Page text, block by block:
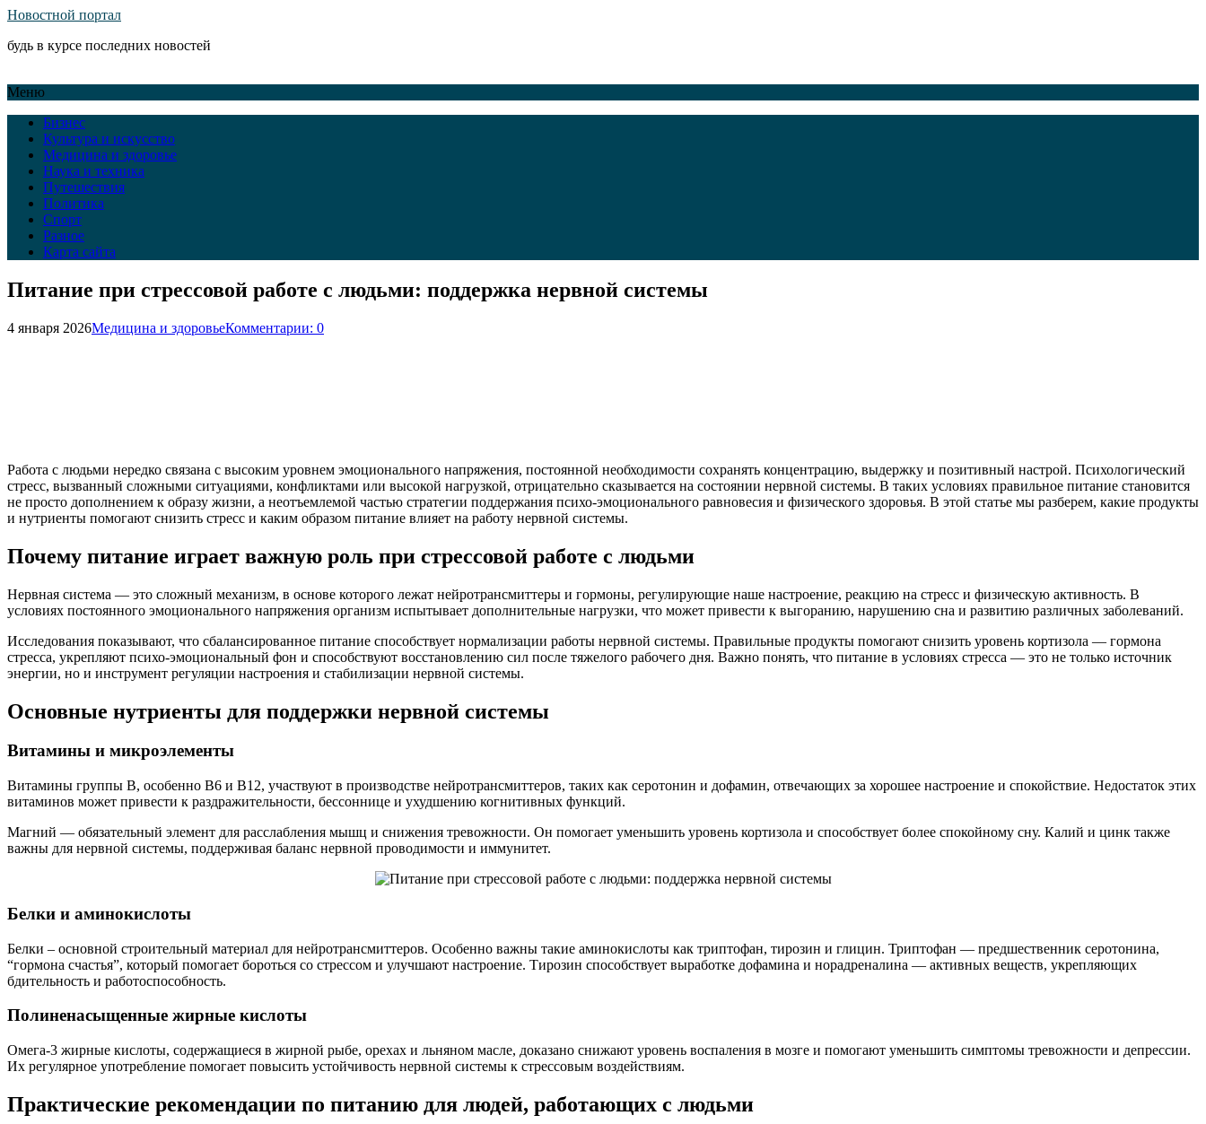
Новостной портал
будь в курсе последних новостей
Меню
Бизнес
Культура и искусство
Медицина и здоровье
Наука и техника
Путешествия
Политика
Спорт
Разное
Карта сайта
Питание при стрессовой работе с людьми: поддержка нервной системы
4 января 2026Медицина и здоровьеКомментарии: 0
Работа с людьми нередко связана с высоким уровнем эмоционального напряжения, постоянной необходимости сохранять концентрацию, выдержку и позитивный настрой. Психологический
стресс, вызванный сложными ситуациями, конфликтами или высокой нагрузкой, отрицательно сказывается на состоянии нервной системы. В таких условиях правильное питание становится
не просто дополнением к образу жизни, а неотъемлемой частью стратегии поддержания психо-эмоционального равновесия и физического здоровья. В этой статье мы разберем, какие продукты
и нутриенты помогают снизить стресс и каким образом питание влияет на работу нервной системы.
Почему питание играет важную роль при стрессовой работе с людьми
Нервная система — это сложный механизм, в основе которого лежат нейротрансмиттеры и гормоны, регулирующие наше настроение, реакцию на стресс и физическую активность. В
условиях постоянного эмоционального напряжения организм испытывает дополнительные нагрузки, что может привести к выгоранию, нарушению сна и развитию различных заболеваний.
Исследования показывают, что сбалансированное питание способствует нормализации работы нервной системы. Правильные продукты помогают снизить уровень кортизола — гормона
стресса, укрепляют психо-эмоциональный фон и способствуют восстановлению сил после тяжелого рабочего дня. Важно понять, что питание в условиях стресса — это не только источник
энергии, но и инструмент регуляции настроения и стабилизации нервной системы.
Основные нутриенты для поддержки нервной системы
Витамины и микроэлементы
Витамины группы B, особенно B6 и B12, участвуют в производстве нейротрансмиттеров, таких как серотонин и дофамин, отвечающих за хорошее настроение и спокойствие. Недостаток этих
витаминов может привести к раздражительности, бессоннице и ухудшению когнитивных функций.
Магний — обязательный элемент для расслабления мышц и снижения тревожности. Он помогает уменьшить уровень кортизола и способствует более спокойному сну. Калий и цинк также
важны для нервной системы, поддерживая баланс нервной проводимости и иммунитет.
Белки и аминокислоты
Белки – основной строительный материал для нейротрансмиттеров. Особенно важны такие аминокислоты как триптофан, тирозин и глицин. Триптофан — предшественник серотонина,
“гормона счастья”, который помогает бороться со стрессом и улучшают настроение. Тирозин способствует выработке дофамина и норадреналина — активных веществ, укрепляющих
бдительность и работоспособность.
Полиненасыщенные жирные кислоты
Омега-3 жирные кислоты, содержащиеся в жирной рыбе, орехах и льняном масле, доказано снижают уровень воспаления в мозге и помогают уменьшить симптомы тревожности и депрессии.
Их регулярное употребление помогает повысить устойчивость нервной системы к стрессовым воздействиям.
Практические рекомендации по питанию для людей, работающих с людьми